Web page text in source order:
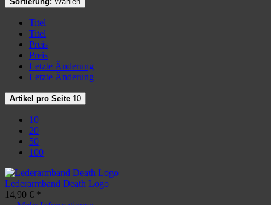
Titel
Titel
Preis
Preis
Letzte Änderung
Letzte Änderung
Artikel pro Seite 10
10
20
50
100
Lederarmband Death Logo
14,90 € *